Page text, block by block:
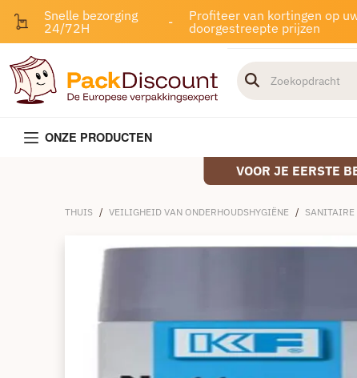
Snelle bezorging
24/72H
-
Profiteer van kortingen op
doorgestreepte prijzen
ONZE PRODUCTEN
VOOR JE EERSTE
THUIS / VEILIGHEID VAN ONDERHOUDSHYGIËNE / SANITAIRE